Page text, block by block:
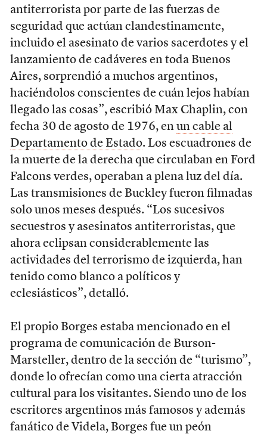
antiterrorista por parte de las fuerzas de
seguridad que actúan clandestinamente,
incluido el asesinato de varios sacerdotes y el
lanzamiento de cadáveres en toda Buenos
Aires, sorprendió a muchos argentinos,
haciéndolos conscientes de cuán lejos habían
llegado las cosas”, escribió Max Chaplin, con
fecha 30 de agosto de 1976, en un cable al
Departamento de Estado. Los escuadrones de
la muerte de la derecha que circulaban en Ford
Falcons verdes, operaban a plena luz del día.
Las transmisiones de Buckley fueron filmadas
solo unos meses después. “Los sucesivos
secuestros y asesinatos antiterroristas, que
ahora eclipsan considerablemente las
actividades del terrorismo de izquierda, han
tenido como blanco a políticos y
eclesiásticos”, detalló.
El propio Borges estaba mencionado en el
programa de comunicación de Burson-
Marsteller, dentro de la sección de “turismo”,
donde lo ofrecían como una cierta atracción
cultural para los visitantes. Siendo uno de los
escritores argentinos más famosos y además
fanático de Videla, Borges fue un peón